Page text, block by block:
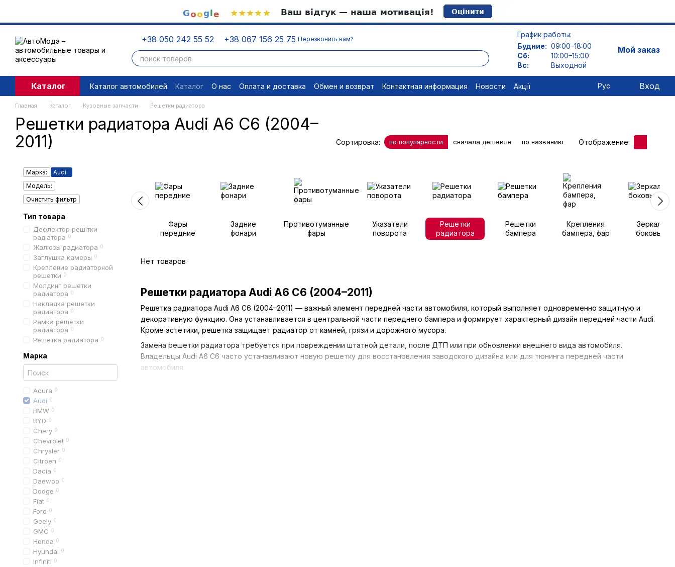
+38 050 242 55 52 +38 067 156 25 75 Перезвонить вам?
График работы:
Будние: 09:00–18:00
Сб:
10:00–15:00
Вс:
Выходной
Мой заказ
Каталог Каталог автомобилей Каталог О нас Оплата и доставка Обмен и возврат Контактная информация Новости
Акції
Пользовательское соглашение
Правовые документы Отписаться
Рус Вход
Главная Каталог Кузовные запчасти Решетки радиатора
Решетки радиатора Audi A6 C6 (2004–
2011)
Сортировка: по популярности сначала дешевле по названию Отображение:
Фары
передние
Задние
фонари
Противотуманные
фары
Указатели
поворота
Решетки
радиатора
Решетки
бампера
Крепления
бампера, фар
Зеркала
боковые
Решетки радиатора Audi A6 C6 (2004–2011)
Решетка радиатора Audi A6 C6 (2004–2011) — важный элемент передней части автомобиля, который выполняет одновременно защитную и
декоративную функцию. Она устанавливается в центральной части переднего бампера и формирует характерный дизайн передней части Audi.
Кроме эстетики, решетка защищает радиатор от камней, грязи и дорожного мусора.
Замена решетки радиатора требуется при повреждении штатной детали, после ДТП или при обновлении внешнего вида автомобиля.
Владельцы Audi A6 C6 часто устанавливают новую решетку для восстановления заводского дизайна или для тюнинга передней части
автомобиля.
Нет товаров
Марка:
Audi
Модель:
Очистить фильтр
Тип товара
Дефлектор решітки
радіатора 0
Жалюзы радиатора 0
Заглушка камеры 0
Крепление радиаторной
решетки 0
Молдинг решетки
радиатора 0
Накладка решетки
радиатора 0
Рамка решетки
радиатора 0
Решетка радиатора 0
Марка
Acura 0
Audi 0
BMW 0
BYD 0
Chery 0
Chevrolet 0
Chrysler 0
Citroen 0
Dacia 0
Daewoo 0
Dodge 0
Fiat 0
Ford 0
Geely 0
GMC 0
Honda 0
Hyundai 0
Infiniti 0